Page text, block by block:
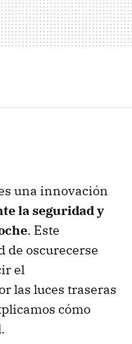
una innovación
la seguridad y
. Este
de oscurecerse
el
las luces traseras
cómo